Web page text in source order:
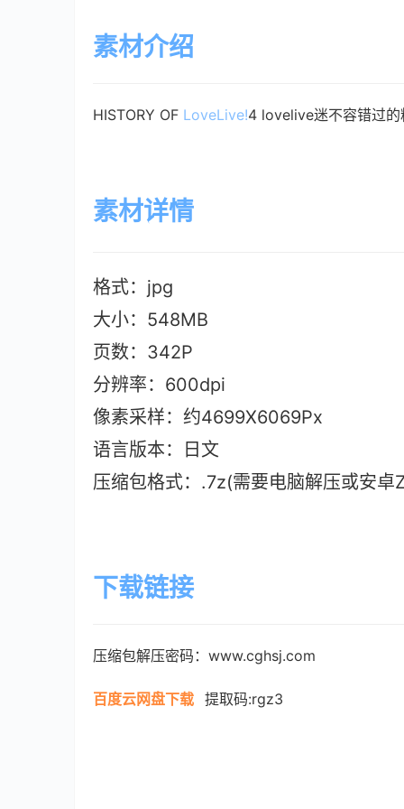
素材介绍
HISTORY OF LoveLive!4 lovelive迷不容错过的
素材详情
格式：jpg
大小：548MB
页数：342P
分辨率：600dpi
像素采样：约4699X6069Px
语言版本：日文
压缩包格式：.7z(需要电脑解压或安
下载链接
压缩包解压密码：www.cghsj.com
百度云网盘下载 提取码:rgz3